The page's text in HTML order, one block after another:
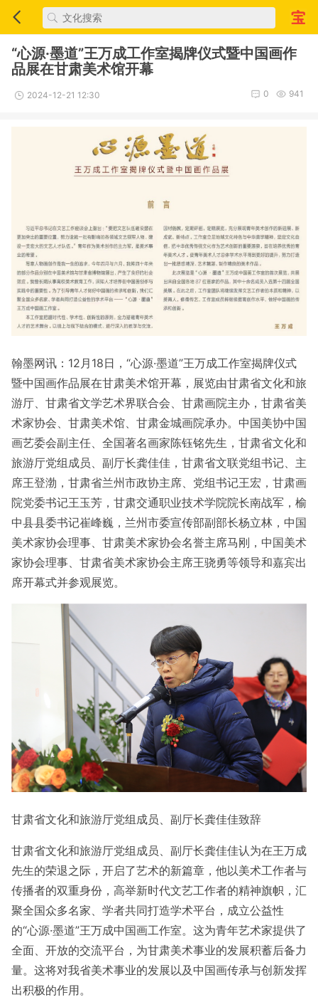
“心源·墨道”王万成工作室揭牌仪式暨中国画作
品展在甘肃美术馆开幕
2024-12-21 12:30 941
0
翰墨网讯：12月18日，“心源·墨道”王万成工作室揭牌仪式
暨中国画作品展在甘肃美术馆开幕，展览由甘肃省文化和旅
游厅、甘肃省文学艺术界联合会、甘肃画院主办，甘肃省美
术家协会、甘肃美术馆、甘肃金城画院承办。 中国美协中国
画艺委会副主任、全国著名画家陈钰铭先生，甘肃省文化和
旅游厅党组成员、副厅长龚佳佳，甘肃省文联党组书记、主
席王登渤，甘肃省兰州市政协主席、党组书记王宏，甘肃画
院党委书记王玉芳，甘肃交通职业技术学院院长南战军，榆
中县县委书记崔峰巍 ，兰州市委宣传部副部长杨立林 ，中国
美术家协会理事、甘肃美术家协会名誉主席马刚，中国美术
家协会理事、甘肃省美术家协会主席王骁勇等领导和嘉宾出
席开幕式并参观展览。
甘肃省文化和旅游厅党组成员、副厅长龚佳佳致辞
甘肃省文化和旅游厅党组成员、副厅长龚佳佳认为在王万成
先生的荣退之际，开启了艺术的新篇章，他以美术工作者与
传播者的双重身份，高举新时代文艺工作者的精神旗帜，汇
聚全国众多名家、学者共同打造学术平台，成立公益性
的“心源·墨道”王万成中国画工作室。这为青年艺术家提供了
全面、开放的交流平台，为甘肃美术事业的发展积蓄后备力
量。这将对我省美术事业的发展以及中国画传承与创新发挥
出积极的作用。